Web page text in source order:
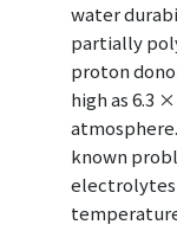
water
partially
proton
high as 6.3
known
electrolytes